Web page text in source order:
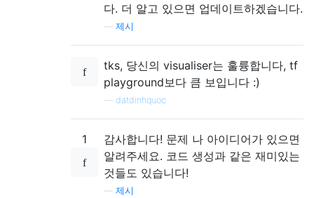
다. 더 알고 있으면 업데이트하겠습니다.
제시
tks, 당신의 visualiser는 훌륭합니다, tf
playground보다 큼 보입니다 :)
datdinhquoc
1
감사합니다! 문제 나 아이디어가 있으면
알려주세요. 코드 생성과 같은 재미있는
것들도 있습니다!
제시